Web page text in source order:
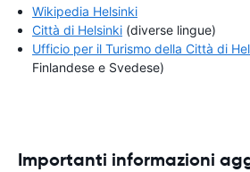
Wikipedia Helsinki
Città di Helsinki (diverse lingue)
Ufficio per il Turismo della Città di
Finlandese e Svedese)
Importanti informazioni